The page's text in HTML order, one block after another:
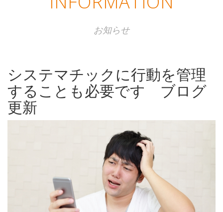
お知らせ
システマチックに行動を管理
することも必要です ブログ
更新